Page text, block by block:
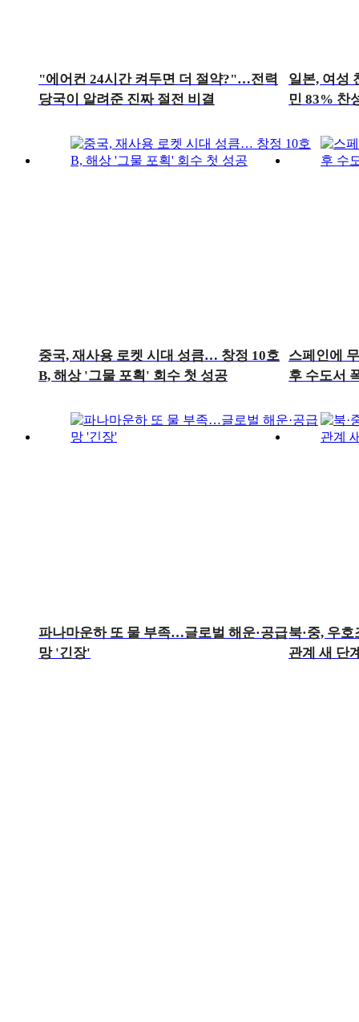
"에어컨 24시간 켜두면 더 절약?"…전력
당국이 알려준 진짜 절전 비결
일본, 여성
민 83% 찬
중국, 재사용 로켓 시대 성큼… 창정 10호
B, 해상 '그물 포획' 회수 첫 성공
스페인에
후 수도서
파나마운하 또 물 부족…글로벌 해운·공급
망 '긴장'
북·중, 우
관계 새 단